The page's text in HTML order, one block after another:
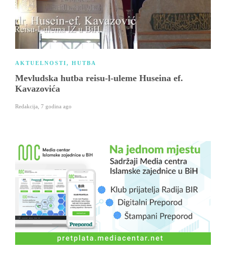
AKTUELNOSTI, HUTBA
Mevludska hutba reisu-l-uleme Huseina ef.
Kavazovića
Redakcija 7 godina ago